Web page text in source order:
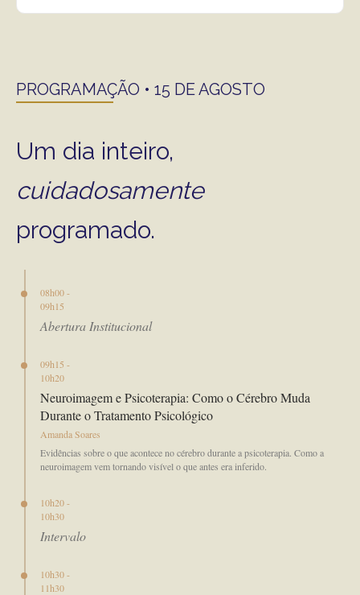
PROGRAMAÇÃO • 15 DE AGOSTO
Um dia inteiro,
cuidadosamente
programado.
08h00 -
09h15
Abertura Institucional
09h15 -
10h20
Neuroimagem e Psicoterapia: Como o Cérebro Muda
Durante o Tratamento Psicológico
Amanda Soares
Evidências sobre o que acontece no cérebro durante a psicoterapia. Como a
neuroimagem vem tornando visível o que antes era inferido.
10h20 -
10h30
Intervalo
10h30 -
11h30